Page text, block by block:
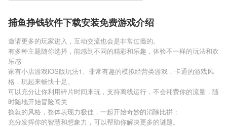
捕鱼挣钱软件下载安装免费游戏介绍
邀请更多的玩家进入，互动交流也会是非常过瘾的。
有多种主题随你选择，能感到不同的精彩和乐趣，体验不一样的玩法和欢
乐感
家有小店游戏iOS版玩法1、非常有趣的模拟经营类游戏，卡通的游戏风
格，玩起来畅快十足。
可以充分让你利用碎片时间来玩，支持离线运行，不会耗费你的流量，随
时随地开始冒险闯关
换就的风格，整体表现力极佳，一起开始奇妙的消除比拼；
充分发挥你的智慧和想象力，可以帮助你解决更多的谜题。